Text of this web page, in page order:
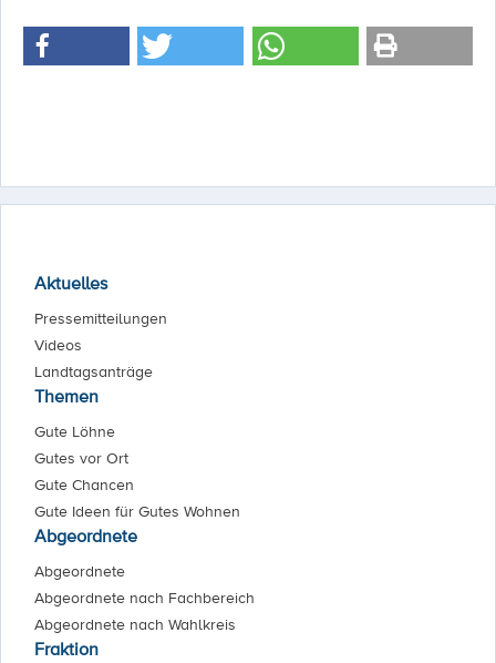
Aktuelles
Pressemitteilungen
Videos
Landtagsanträge
Themen
Gute Löhne
Gutes vor Ort
Gute Chancen
Gute Ideen für Gutes Wohnen
Abgeordnete
Abgeordnete
Abgeordnete nach Fachbereich
Abgeordnete nach Wahlkreis
Fraktion